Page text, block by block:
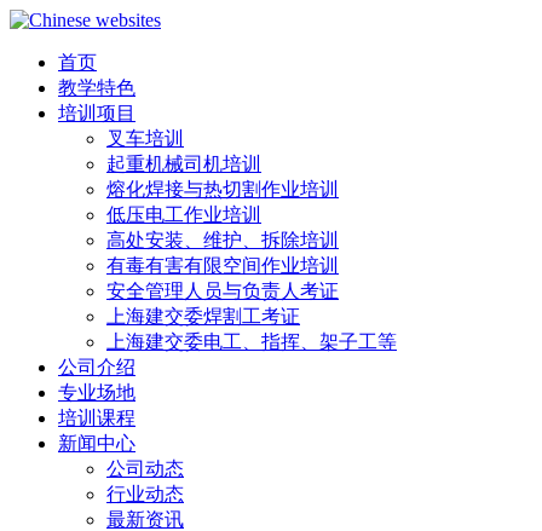
首页
教学特色
培训项目
叉车培训
起重机械司机培训
熔化焊接与热切割作业培训
低压电工作业培训
高处安装、维护、拆除培训
有毒有害有限空间作业培训
安全管理人员与负责人考证
上海建交委焊割工考证
上海建交委电工、指挥、架子工等
公司介绍
专业场地
培训课程
新闻中心
公司动态
行业动态
最新资讯